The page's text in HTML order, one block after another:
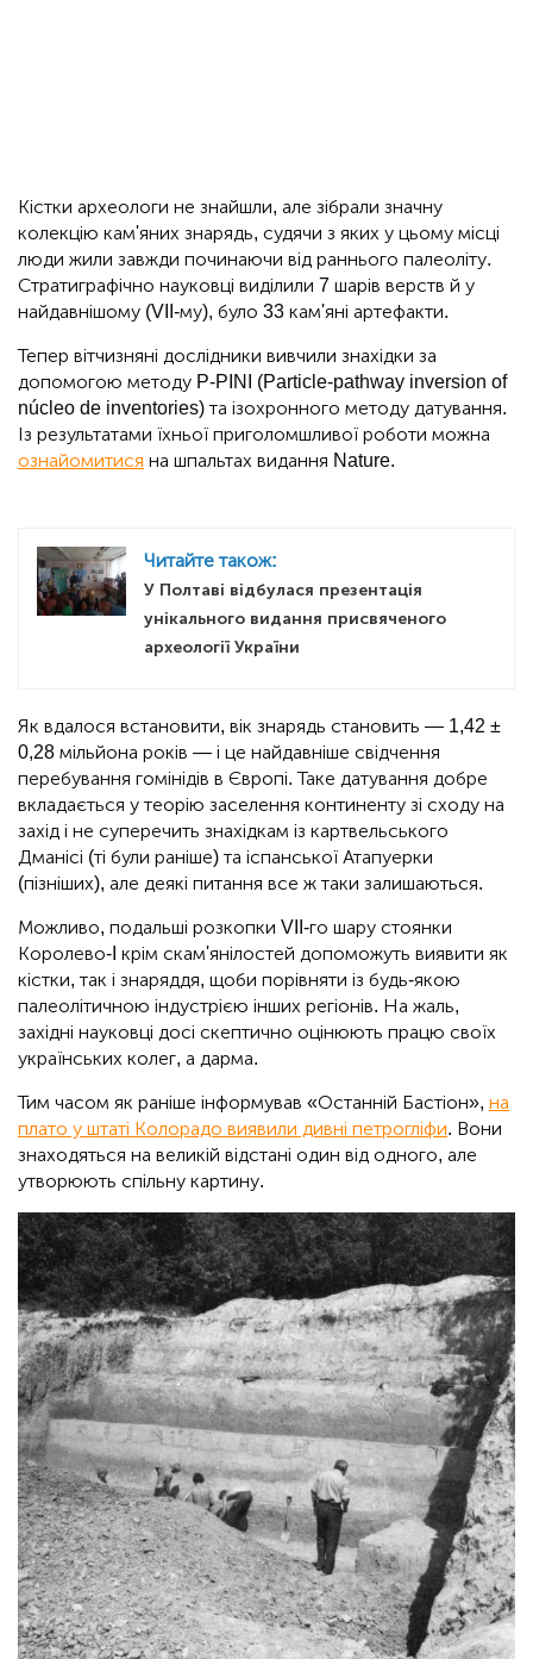
Кістки археологи не знайшли, але зібрали значну
колекцію кам'яних знарядь, судячи з яких у цьому місці
люди жили завжди починаючи від раннього палеоліту.
Стратиграфічно науковці виділили 7 шарів верств й у
найдавнішому (VII-му), було 33 кам'яні артефакти.
Тепер вітчизняні дослідники вивчили знахідки за
допомогою методу P-PINI (Particle-pathway inversion of
núcleo de inventories) та ізохронного методу датування.
Із результатами їхньої приголомшливої роботи можна
ознайомитися на шпальтах видання Nature.
Читайте також:
У Полтаві відбулася презентація
унікального видання присвяченого
археології України
Як вдалося встановити, вік знарядь становить — 1,42 ±
0,28 мільйона років — і це найдавніше свідчення
перебування гомінідів в Європі. Таке датування добре
вкладається у теорію заселення континенту зі сходу на
захід і не суперечить знахідкам із картвельського
Дманісі (ті були раніше) та іспанської Атапуерки
(пізніших), але деякі питання все ж таки залишаються.
Можливо, подальші розкопки VII-го шару стоянки
Королево-I крім скам'янілостей допоможуть виявити як
кістки, так і знаряддя, щоби порівняти із будь-якою
палеолітичною індустрією інших регіонів. На жаль,
західні науковці досі скептично оцінюють працю своїх
українських колег, а дарма.
Тим часом як раніше інформував «Останній Бастіон», на
плато у штаті Колорадо виявили дивні петрогліфи. Вони
знаходяться на великій відстані один від одного, але
утворюють спільну картину.